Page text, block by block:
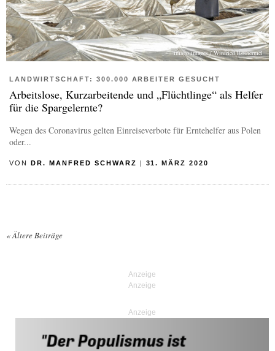
imago images / Winfried Rothermel
LANDWIRTSCHAFT: 300.000 ARBEITER GESUCHT
Arbeitslose, Kurzarbeitende und „Flüchtlinge“ als Helfer
für die Spargelernte?
Wegen des Coronavirus gelten Einreiseverbote für Erntehelfer aus Polen
oder...
VON DR. MANFRED SCHWARZ 31. MÄRZ 2020
«Ältere Beiträge
Anzeige